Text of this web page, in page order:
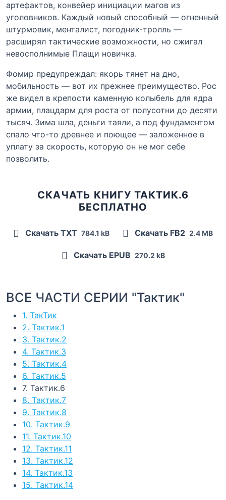
артефактов, конвейер инициации магов из
уголовников. Каждый новый способный — огненный
штурмовик, менталист, погодник-тролль —
расширял тактические возможности, но сжигал
невосполнимые Плащи новичка.
Фомир предупреждал: якорь тянет на дно,
мобильность — вот их прежнее преимущество. Рос
же видел в крепости каменную колыбель для ядра
армии, плацдарм для роста от полусотни до десяти
тысяч. Зима шла, деньги таяли, а под фундаментом
спало что-то древнее и поющее — заложенное в
уплату за скорость, которую он не мог себе
позволить.
СКАЧАТЬ КНИГУ ТАКТИК.6
БЕСПЛАТНО
Скачать TXT 784.1 kB Скачать FB2 2.4 MB
Скачать EPUB 270.2 kB
ВСЕ ЧАСТИ СЕРИИ "Тактик"
1. ТакТик
2. Тактик.1
3. Тактик.2
4. Тактик.3
5. Тактик.4
6. Тактик.5
7. Тактик.6
8. Тактик.7
9. Тактик.8
10. Тактик.9
11. Тактик.10
12. Тактик.11
13. Тактик.12
14. Тактик.13
15. Тактик.14